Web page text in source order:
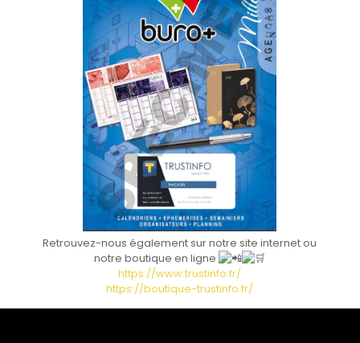
Retrouvez-nous également sur notre site internet ou
notre boutique en ligne
https://www.trustinfo.fr/
https://boutique-trustinfo.fr/